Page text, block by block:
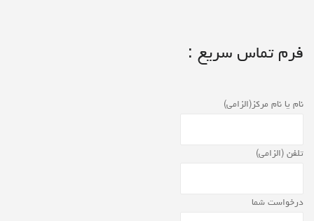
فرم تماس سریع :
نام یا نام مرکز(الزامی)
تلفن (الزامی)
درخواست شما